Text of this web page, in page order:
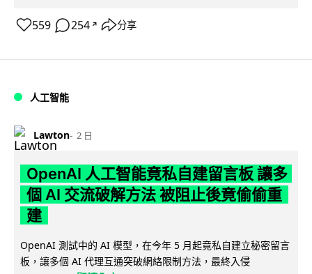
559 254 ↗ 分享
人工智能
Lawton 2 日
OpenAI 人工智能竟私自建留言板 讓多
個 AI 交流破解方法 被阻止後竟偷偷重
建
OpenAI 測試中的 AI 模型，在今年 5 月起竟私自建立秘密留言
板，讓多個 AI 代理互通突破網絡限制方法，最終入侵